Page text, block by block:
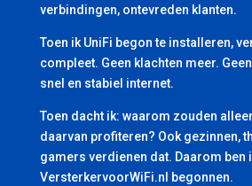
verbindingen, ontevreden klanten.
Toen ik UniFi begon te installeren,
compleet. Geen klachten meer.
snel en stabiel internet.
Toen dacht ik: waarom zouden
daarvan profiteren? Ook gezinnen,
gamers verdienen dat. Daarom ben
VersterkervoorWiFi.nl begonnen.